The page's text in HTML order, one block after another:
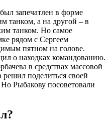
запечатлен в форме
танком, а на другой – в
танком. Но самое
рядом с Сергеем
пятном на голове.
о находках командованию.
в средствах массовой
поделиться своей
Рыбакову посоветовали